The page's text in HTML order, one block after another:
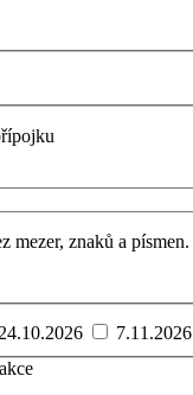
mezer, znaků a písmen.
24.10.2026 7.11.2026